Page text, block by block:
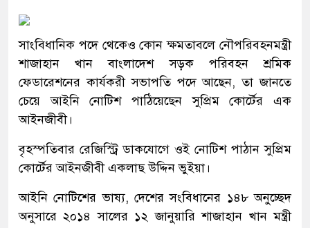
সাংবিধানিক পদে থেকেও কোন ক্ষমতাবলে নৌপরিবহনমন্ত্রী
শাজাহান খান বাংলাদেশ সড়ক পরিবহন শ্রমিক
ফেডারেশনের কার্যকরী সভাপতি পদে আছেন, তা জানতে
চেয়ে আইনি নোটিশ পাঠিয়েছেন সুপ্রিম কোর্টের এক
আইনজীবী।
বৃহস্পতিবার রেজিস্ট্রি ডাকযোগে ওই নোটিশ পাঠান সুপ্রিম
কোর্টের আইনজীবী একলাছ উদ্দিন ভুইয়া।
আইনি নোটিশের ভাষ্য, দেশের সংবিধানের ১৪৮ অনুচ্ছেদ
অনুসারে ২০১৪ সালের ১২ জানুয়ারি শাজাহান খান মন্ত্রী